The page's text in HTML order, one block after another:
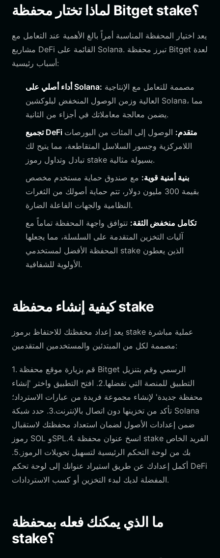
لماذا تختار محفظة Bitget stake؟
يعد اختيار المحفظة المناسبة أمراً بالغ الأهمية عند التعامل مع
مشاريع DeFi القائمة على Solana. تبرز محفظة Bitget لعدة
أسباب رئيسية:
أداء أصلي على Solana:
العالية وزمن الوصول المنخفض لبلوكشين Solana، مما
يضمن معالجة معاملاتك في أجزاء من الثانية.
تجميع DeFi متقدم: الوصول إلى المئات من البورصات
اللامركزية وجسور السلاسل المتقاطعة، مما يتيح لك
تبادل وتداول رموز stake بسيولة مثالية.
بنية أمنية قوية: مع صندوق حماية مستخدم مخصص
بقيمة 300 مليون دولار، تتم حماية أصولك من الثغرات
النظامية والجهات الفاعلة الضارة.
تكامل منخفض الثقة: تتوافق واجهة المحفظة تماماً مع
آليات التخزين المتقدمة على السلسلة، مما يجعلها
المحفظة الأفضل لمستخدمي stake الذين يعطون
الأولوية للشفافية.
كيفية إنشاء محفظة stake
يعد إعداد محفظتك للاحتفاظ برموز stake عملية مباشرة
مصممة لكل من المبتدئين والمستخدمين المتقدمين:
1. قم بزيارة موقع محفظة Bitget الرسمي وقم بتنزيل
التطبيق للمنصة التي تفضلها.2. افتح التطبيق واختر 'إنشاء
محفظة جديدة' لإنشاء مجموعة فريدة من عبارات الاسترداد؛
تأكد من تخزينها دون اتصال بالإنترنت.3. حدد شبكة Solana
ضمن إعدادات الأصول لضمان استعداد محفظتك لاستقبال
رموز SOL وSPL.4. انسخ عنوان محفظة stake الفريد الخاص
بك من لوحة التحكم الرئيسية لتسهيل تحويلات الرموز.5.
أكمل إعدادك عن طريق استيراد عنوانك إلى لوحة تحكم DeFi
المفضلة لديك لبدء التخزين أو كسب الاستردادات.
ما الذي يمكنك فعله بمحفظة
stake؟